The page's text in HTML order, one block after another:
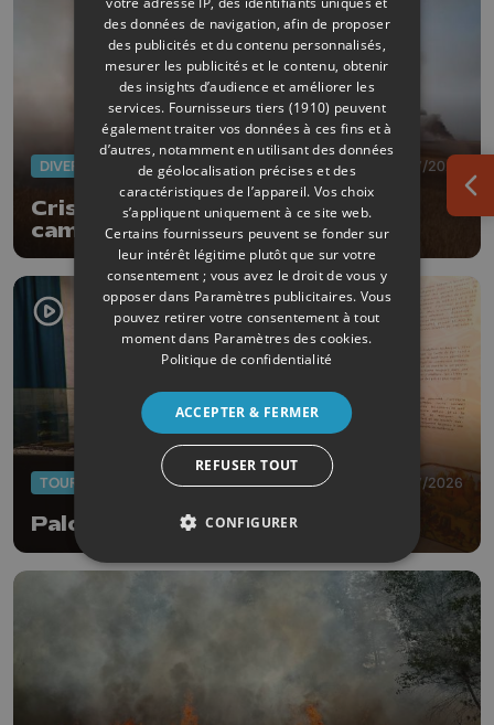
DIVERS 10/07/2026
Crisnée : incendie dans les
campagnes
TOURISME 08/07/2026
Palogne : 3 musées à la ferme
des données de navigation, afin de proposer
des publicités et du contenu personnalisés,
mesurer les publicités et le contenu, obtenir
des insights d’audience et améliorer les
services. Fournisseurs tiers (1910) peuvent
également traiter vos données à ces fins et à
d’autres, notamment en utilisant des données
de géolocalisation précises et des
caractéristiques de l’appareil. Vos choix
s’appliquent uniquement à ce site web.
Certains fournisseurs peuvent se fonder sur
leur intérêt légitime plutôt que sur votre
consentement ; vous avez le droit de vous y
opposer dans Paramètres publicitaires. Vous
pouvez retirer votre consentement à tout
moment dans Paramètres des cookies.
Politique de confidentialité
ACCEPTER & FERMER
REFUSER TOUT
CONFIGURER